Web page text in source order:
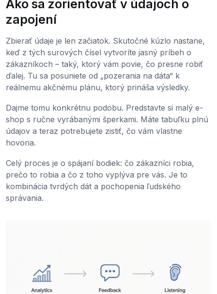
Ako sa zorientovať v údajoch o
zapojení
Zbierať údaje je len začiatok. Skutočné kúzlo nastane,
keď z tých surových čísel vytvoríte jasný príbeh o
zákazníkoch – taký, ktorý vám povie, čo presne robiť
ďalej. Tu sa posuniete od „pozerania na dáta“ k
reálnemu akčnému plánu, ktorý prináša výsledky.
Dajme tomu konkrétnu podobu. Predstavte si malý e-
shop s ručne vyrábanými šperkami. Máte tabuľku plnú
údajov a teraz potrebujete zistiť, čo vám vlastne
hovoria.
Celý proces je o spájaní bodiek: čo zákazníci robia,
prečo to robia a čo z toho vyplýva pre vás. Je to
kombinácia tvrdých dát a pochopenia ľudského
správania.